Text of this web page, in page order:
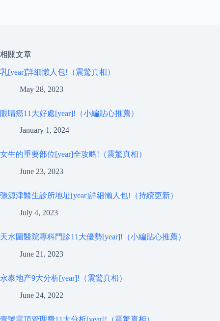
相關文章
乳[year]詳細懶人包!（震驚真相）
May 28, 2023
眼睛癌11大好處[year]!（小編貼心推薦）
January 1, 2024
女生的重要部位[year]全攻略!（震驚真相）
June 23, 2023
張源津醫生診所地址[year]詳細懶人包!（持續更新）
July 4, 2023
天水圍醫院專科門診11大優勢[year]!（小編貼心推薦）
June 21, 2023
永泰地产9大分析[year]!（震驚真相）
June 24, 2022
壹號雲頂管理費11大分析[year]!（震驚真相）